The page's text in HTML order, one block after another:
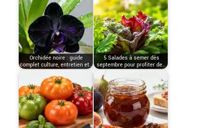
Orchidée noire : guide
complet culture, entretien et…
5 Salades à semer dès
septembre pour profiter de…